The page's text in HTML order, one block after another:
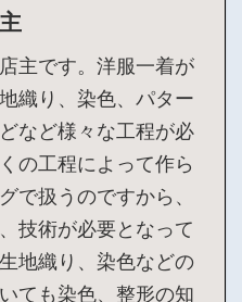
主です。洋服一着が
織り、染色、パター
など様々な工程が必
の工程によって作ら
で扱うのですから、
技術が必要となって
地織り、染色などの
ても染色、整形の知